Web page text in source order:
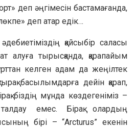
деп әңгімесін бастамағанда,
деп атар едік…
қайсыбір саласы
алуға тырысқанда, қарапайым
келген адам да жеңілтек
басылымдарға дейін қарап,
біздің мұнда көздегеніміз –
емес. Бірақ олардың
бірі – “Arcturus” екенін